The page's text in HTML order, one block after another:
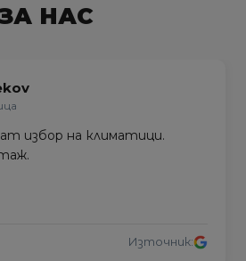
ЗА НАС
избор на климатици.
Източник: